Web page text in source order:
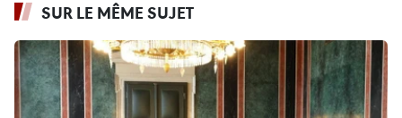
SUR LE MÊME SUJET